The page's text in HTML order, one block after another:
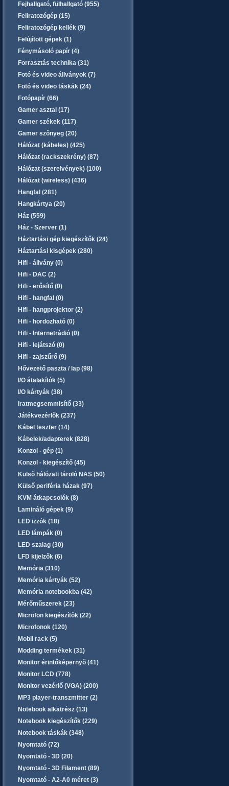
Fejhallgató, fülhallgató (955)
Feliratozógép (15)
Feliratozógép kellék (9)
Felújított gépek (1)
Fénymásoló papír (4)
Forrasztás technika (31)
Fotó és video állványok (7)
Fotó és video táskák (24)
Fotópapír (66)
Gamer asztal (17)
Gamer székek (117)
Gamer szőnyeg (20)
Hálózat (kábeles) (425)
Hálózat (rackszekrény) (87)
Hálózat (szerelvények) (100)
Hálózat (wireless) (436)
Hangfal (281)
Hangkártya (20)
Ház (559)
Ház - Szerver (1)
Háztartási gép kiegészítők (24)
Háztartási kisgépek (280)
Hifi - állvány (0)
Hifi - DAC (2)
Hifi - erősítő (0)
Hifi - hangfal (0)
Hifi - hangprojektor (2)
Hifi - hordozható (0)
Hifi - Internetrádió (0)
Hifi - lejátszó (0)
Hifi - zajszűrő (9)
Hővezető paszta / lap (98)
I/O átalakítók (5)
I/O kártyák (38)
Iratmegsemmisítő (33)
Játékvezérlők (237)
Kábel teszter (14)
Kábelek/adapterek (828)
Konzol - gép (1)
Konzol - kiegészítő (45)
Külső hálózati tároló NAS (50)
Külső periféria házak (97)
KVM átkapcsolók (8)
Lamináló gépek (9)
LED izzók (18)
LED lámpák (0)
LED szalag (30)
LFD kijelzők (6)
Memória (310)
Memória kártyák (52)
Memória notebookba (42)
Mérőműszerek (23)
Microfon kiegészítők (22)
Microfonok (120)
Mobil rack (5)
Modding termékek (31)
Monitor érintőképernyő (41)
Monitor LCD (778)
Monitor vezérlő (VGA) (200)
MP3 player-transzmitter (2)
Notebook alkatrész (13)
Notebook kiegészítők (229)
Notebook táskák (348)
Nyomtató (72)
Nyomtató - 3D (20)
Nyomtató - 3D Filament (89)
Nyomtató - A2-A0 méret (3)